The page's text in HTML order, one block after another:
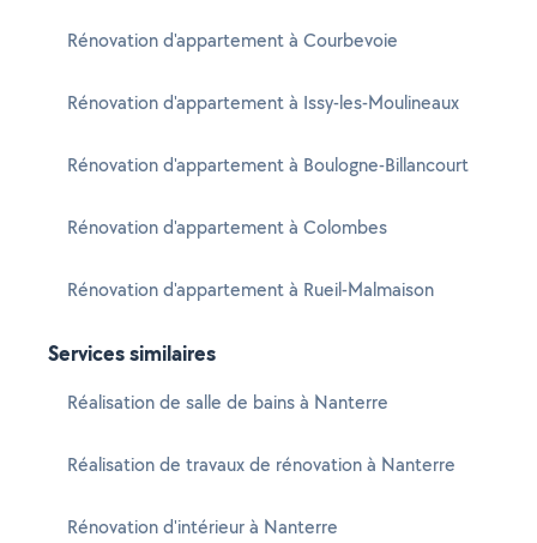
Rénovation d'appartement à Courbevoie
Rénovation d'appartement à Issy-les-Moulineaux
Rénovation d'appartement à Boulogne-Billancourt
Rénovation d'appartement à Colombes
Rénovation d'appartement à Rueil-Malmaison
Services similaires
Réalisation de salle de bains à Nanterre
Réalisation de travaux de rénovation à Nanterre
Rénovation d'intérieur à Nanterre